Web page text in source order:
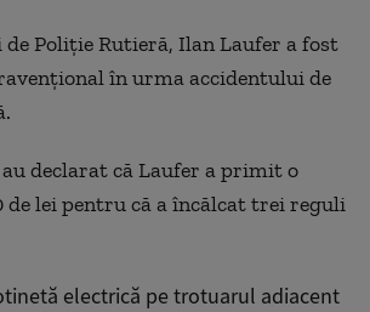
Poliție Rutieră, Ilan Laufer a fost
în urma accidentului de
declarat că Laufer a primit o
de lei pentru că a încălcat trei reguli
electrică pe trotuarul adiacent